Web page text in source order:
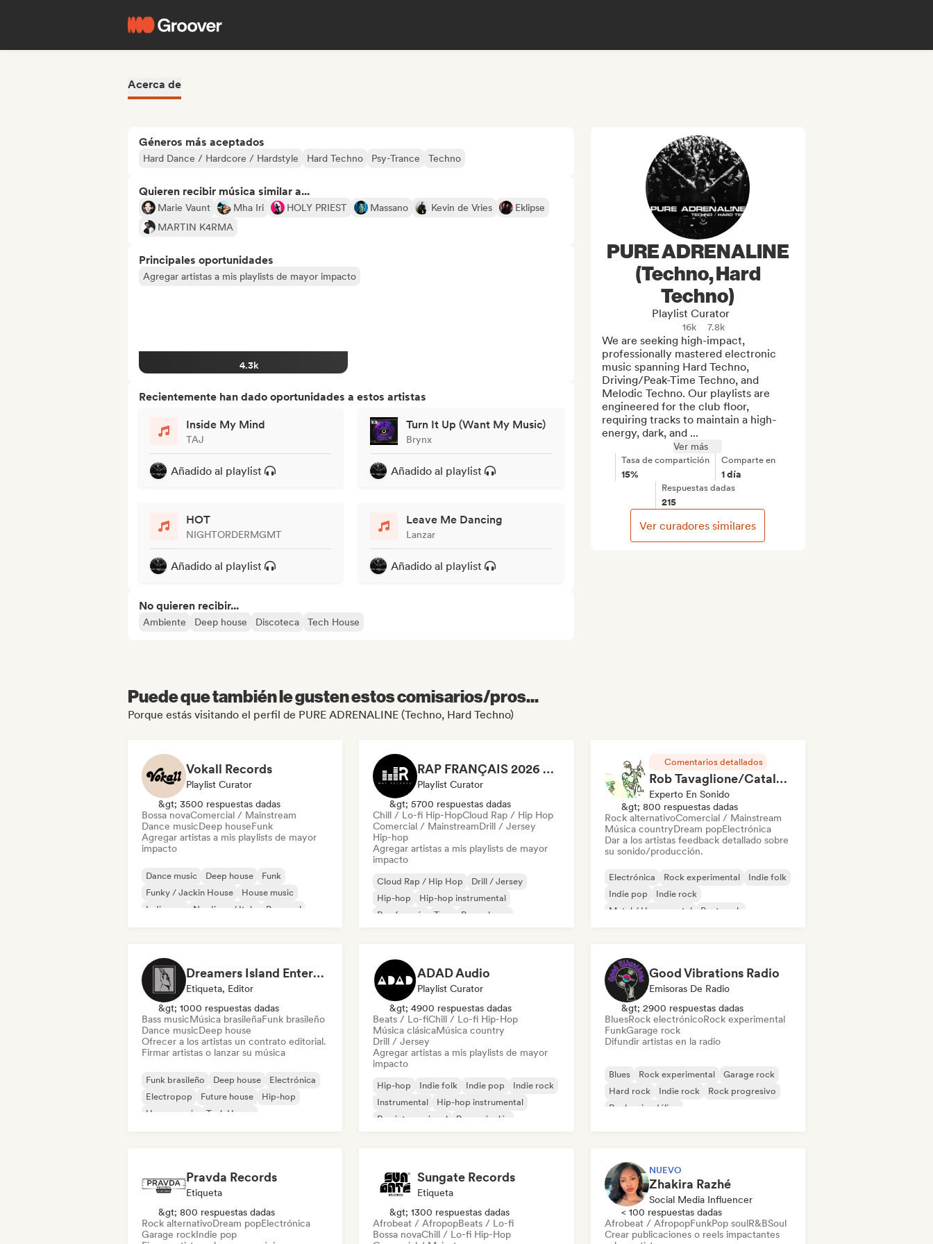
Acerca de
Géneros más aceptados
Hard Dance / Hardcore / Hardstyle Hard Techno Psy-Trance Techno
Quieren recibir música similar a...
Marie Vaunt Mha Iri HOLY PRIEST Massano Kevin de Vries
Eklipse
MARTIN K4RMA
Principales oportunidades
Agregar artistas a mis playlists de mayor impacto
4.3k
Recientemente han dado oportunidades a estos artistas
Inside My Mind
TAJ
Añadido al playlist
Turn It Up (Want My Music)
Brynx
Añadido al playlist
HOT
NIGHTORDERMGMT
Añadido al playlist
Leave Me Dancing
Lanzar
Añadido al playlist
No quieren recibir...
Ambiente Deep house Discoteca Tech House
PURE ADRENALINE
(Techno, Hard
Techno)
Playlist Curator
16k 7.8k
We are seeking high-impact,
professionally mastered electronic
music spanning Hard Techno,
Driving/Peak-Time Techno, and
Melodic Techno. Our playlists are
engineered for the club floor,
requiring tracks to maintain a high-
energy, dark, and ...
Ver más
Tasa de compartición
15%
Comparte en
1 día
Respuestas dadas
215
Ver curadores similares
Puede que también le gusten estos comisarios/pros...
Porque estás visitando el perfil de PURE ADRENALINE (Techno, Hard Techno)
Vokall Records
Playlist Curator
&gt; 3500 respuestas dadas
Bossa novaComercial / Mainstream
Dance musicDeep houseFunk
Agregar artistas a mis playlists de mayor
impacto
Dance music Deep house
Funk
Funky / Jackin House
House music
Indie pop
Nu-disco / Italo Pop soul
RAP FRANÇAIS 2026 🔥🇫🇷 (Way Records)
Playlist Curator
&gt; 5700 respuestas dadas
Chill / Lo-fi Hip-HopCloud Rap / Hip Hop
Comercial / MainstreamDrill / Jersey
Hip-hop
Agregar artistas a mis playlists de mayor
impacto
Cloud Rap / Hip Hop
Drill / Jersey
Hip-hop
Hip-hop instrumental
Rap francés
Trap
Pop urbano
Comentarios detallados
Rob Tavaglione/Catalyst Recording
Experto En Sonido
&gt; 800 respuestas dadas
Rock alternativoComercial / Mainstream
Música countryDream popElectrónica
Dar a los artistas feedback detallado sobre
su sonido/producción.
Electrónica Rock experimental
Indie folk
Indie pop
Indie rock
Metal / Heavy metal
Post punk
Dreamers Island Entertainment
Etiqueta, Editor
&gt; 1000 respuestas dadas
Bass musicMúsica brasileñaFunk brasileño
Dance musicDeep house
Ofrecer a los artistas un contrato editorial.
Firmar artistas o lanzar su música
Funk brasileño Deep house
Electrónica
Electropop
Future house
Hip-hop
House music
Tech House
ADAD Audio
Playlist Curator
&gt; 4900 respuestas dadas
Beats / Lo-fiChill / Lo-fi Hip-Hop
Música clásicaMúsica country
Drill / Jersey
Agregar artistas a mis playlists de mayor
impacto
Hip-hop Indie folk Indie pop
Indie rock
Instrumental
Hip-hop instrumental
Rap internacional
Rap en inglés
Good Vibrations Radio
Emisoras De Radio
&gt; 2900 respuestas dadas
BluesRock electrónicoRock experimental
FunkGarage rock
Difundir artistas en la radio
Blues Rock experimental
Garage rock
Hard rock
Indie rock
Rock progresivo
Rock psicodélico
Pravda Records
Etiqueta
&gt; 800 respuestas dadas
Rock alternativoDream popElectrónica
Garage rockIndie pop
Sungate Records
Etiqueta
&gt; 1300 respuestas dadas
Afrobeat / AfropopBeats / Lo-fi
Bossa novaChill / Lo-fi Hip-Hop
NUEVO
Zhakira Razhé
Social Media Influencer
< 100 respuestas dadas
Afrobeat / AfropopFunkPop soulR&BSoul
Crear publicaciones o reels impactantes